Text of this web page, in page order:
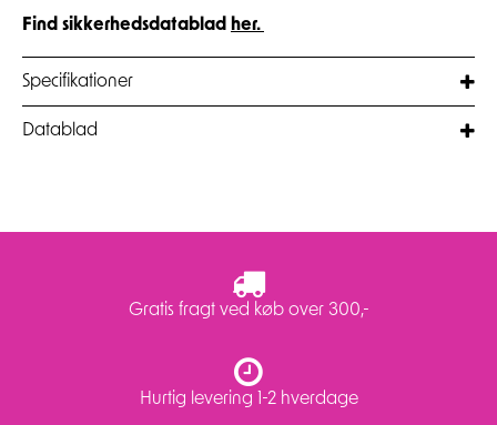
Find sikkerhedsdatablad her.
Specifikationer
Datablad
Gratis fragt ved køb over 300,-
Hurtig levering 1-2 hverdage